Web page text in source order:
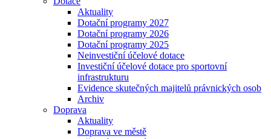
Aktuality
Dotační programy 2027
Dotační programy 2026
Dotační programy 2025
Neinvestiční účelové dotace
Investiční účelové dotace pro sportovní
infrastrukturu
Evidence skutečných majitelů právnických osob
Archiv
Doprava
Aktuality
Doprava ve městě